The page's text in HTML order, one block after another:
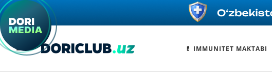
💊 IMMUNITET MAKTABI